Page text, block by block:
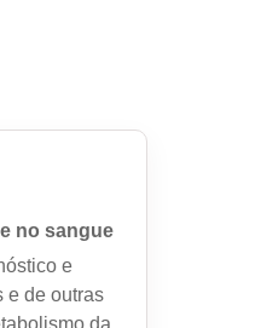
no sangue
e
e de outras
da